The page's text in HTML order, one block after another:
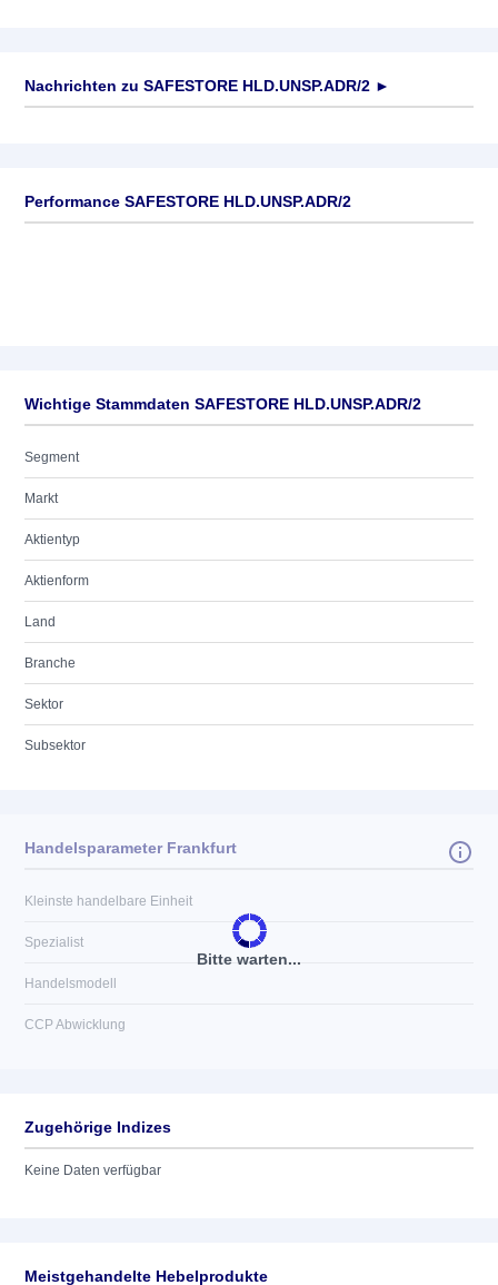
Nachrichten zu SAFESTORE HLD.UNSP.ADR/2 ►
Performance SAFESTORE HLD.UNSP.ADR/2
Wichtige Stammdaten SAFESTORE HLD.UNSP.ADR/2
Segment
Markt
Aktientyp
Aktienform
Land
Branche
Sektor
Subsektor
Bitte warten...
Handelsparameter Frankfurt
Kleinste handelbare Einheit
Spezialist
Handelsmodell
CCP Abwicklung
Zugehörige Indizes
Keine Daten verfügbar
Meistgehandelte Hebelprodukte